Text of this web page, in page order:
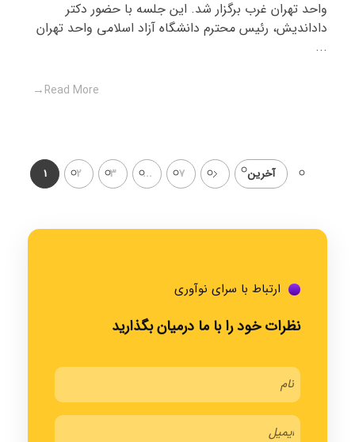
واحد تهران غرب برگزار شد. این جلسه با حضور دکتر
داداندیش، رئیس محترم دانشگاه آزاد اسلامی واحد تهران
...
Read More
1 2 3 ... 7 آخرین
ارتباط با سرای نوآوری
نظرات خود را با ما درمیان بگذارید